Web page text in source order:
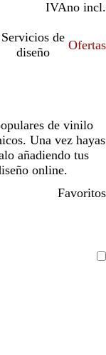
IVAincl.
no incl.
Servicios de
diseño
Ofertas
de vinilo
Una vez hayas
añadiendo tus
online.
Favoritos